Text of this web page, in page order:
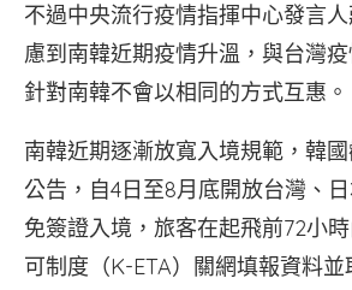
不過中央流行疫情指揮中心發言
慮到南韓近期疫情升溫，與台灣疫
針對南韓不會以相同的方式互惠。
南韓近期逐漸放寬入境規範，韓
公告，自4日至8月底開放台灣、
免簽證入境，旅客在起飛前72小
可制度（K-ETA）關網填報資料並